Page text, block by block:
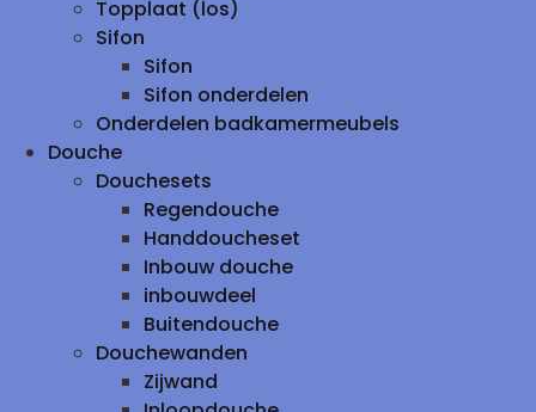
Topplaat (los)
Sifon
Sifon
Sifon onderdelen
Onderdelen badkamermeubels
Douche
Douchesets
Regendouche
Handdoucheset
Inbouw douche
inbouwdeel
Buitendouche
Douchewanden
Zijwand